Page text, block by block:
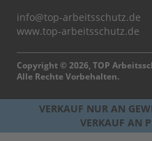
info@top-arbeitsschutz.de
www.top-arbeitsschutz.de
Copyright © 2026, TOP
Alle Rechte Vorbehalten.
VERKAUF NUR AN
VERKAUF AN